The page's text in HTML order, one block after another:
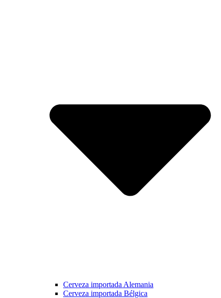
Cerveza importada Alemania
Cerveza importada Bélgica